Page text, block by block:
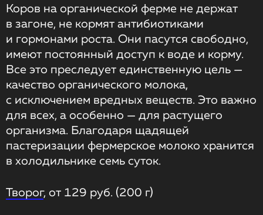
Коров на органической ферме не держат
в загоне, не кормят антибиотиками
и гормонами роста. Они пасутся свободно,
имеют постоянный доступ к воде и корму.
Все это преследует единственную цель —
качество органического молока,
с исключением вредных веществ. Это важно
для всех, а особенно — для растущего
организма. Благодаря щадящей
пастеризации фермерское молоко хранится
в холодильнике семь суток.
Творог, от 129 руб. (200 г)